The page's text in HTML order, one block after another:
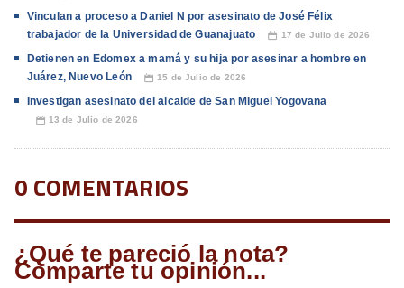
Vinculan a proceso a Daniel N por asesinato de José Félix
trabajador de la Universidad de Guanajuato
📅 17 de Julio de 2026
Detienen en Edomex a mamá y su hija por asesinar a hombre en
Juárez, Nuevo León
📅 15 de Julio de 2026
Investigan asesinato del alcalde de San Miguel Yogovana
📅 13 de Julio de 2026
0 COMENTARIOS
¿Qué te pareció la nota?
Comparte tu opinión...